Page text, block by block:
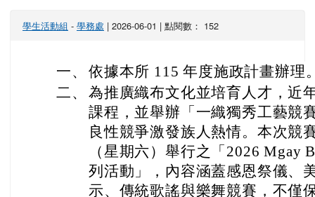
學生活動組 - 學務處 | 2026-06-01 | 點閱數： 152
一、 依據本所 115 年度施政計畫辦理
二、 為推廣織布文化並培育人才，近
課程，並舉辦「一織獨秀工藝競
良性競爭激發族人熱情。本次競
（星期六）舉行之「2026 Mgay
列活動」，內容涵蓋感恩祭儀、
示、傳統歌謠與樂舞競賽，不僅